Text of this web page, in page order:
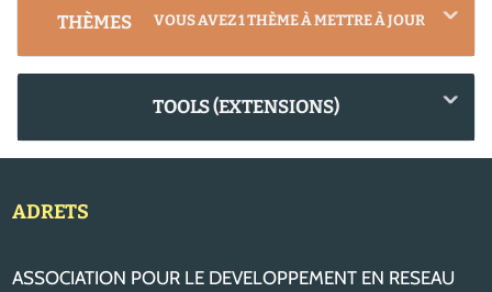
THÈMES VOUS AVEZ 1 THÈME À METTRE À JOUR
TOOLS (EXTENSIONS)
ADRETS
ASSOCIATION POUR LE DEVELOPPEMENT EN RESEAU